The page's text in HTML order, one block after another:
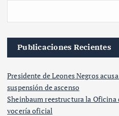
Publicaciones Recientes
Presidente de Leones Negros
suspensión de ascenso
Sheinbaum reestructura la Oficina
vocería oficial